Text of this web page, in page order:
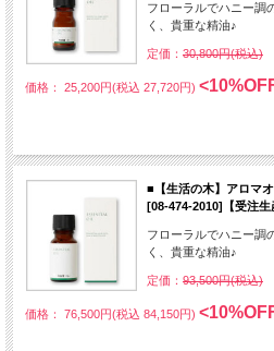
フローラルでハニー調
く、貴重な精油♪
定価： 30,800円(税込)
価格： 25,200円(税込 27,720円)
■【生活の木】アロマ
[08-474-2010]【受注生
フローラルでハニー調
く、貴重な精油♪
定価： 93,500円(税込)
価格： 76,500円(税込 84,150円)